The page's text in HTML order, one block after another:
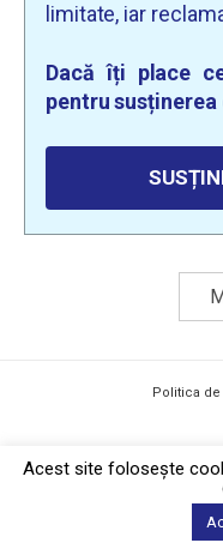
limitate, iar
Dacă îți place
pentru
Politica
Acest site foloseşte